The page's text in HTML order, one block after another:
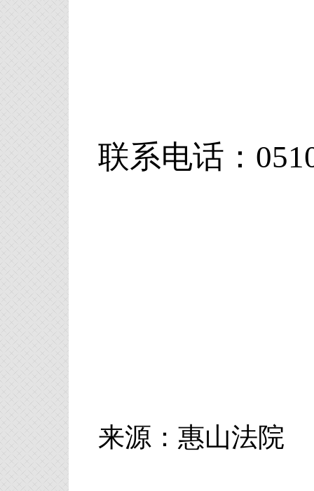
联系电话：
来源：惠山法院